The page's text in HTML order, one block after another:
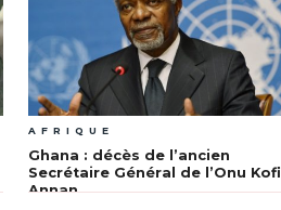
AFRIQUE
Ghana : décès de l’ancien
Secrétaire Général de l’Onu Kofi
Annan